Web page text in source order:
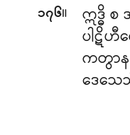
၁၇၆။
ဣဒ္ဓိ စ
ပါဋိဟီ
ကတွာန
ဒေသေ